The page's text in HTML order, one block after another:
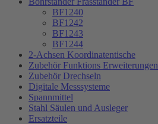
BF1240
BF1242
BF1243
BF1244
2-Achsen Koordinatentische
Zubehör Funktions Erweiterungen
Zubehör Drechseln
Digitale Messsysteme
Spannmittel
Stahl Säulen und Ausleger
Ersatzteile